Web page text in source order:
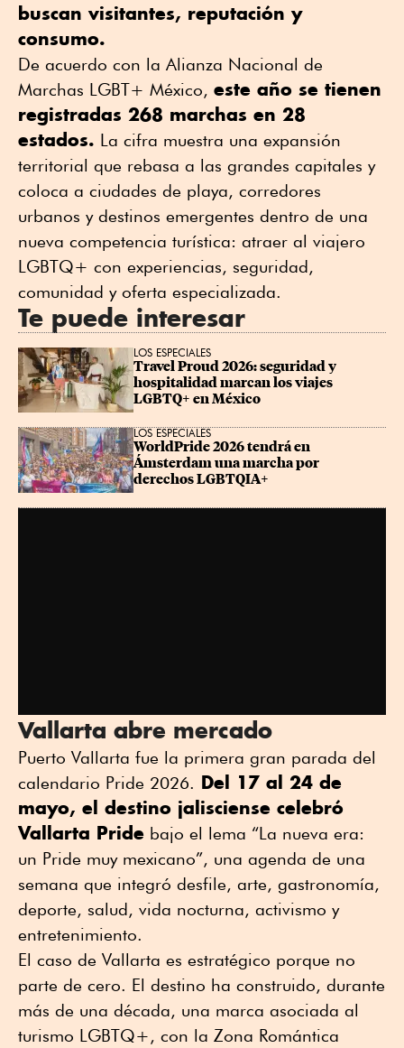
buscan visitantes, reputación y
consumo.
De acuerdo con la Alianza Nacional de
Marchas LGBT+ México, este año se tienen
registradas 268 marchas en 28
estados. La cifra muestra una expansión
territorial que rebasa a las grandes capitales y
coloca a ciudades de playa, corredores
urbanos y destinos emergentes dentro de una
nueva competencia turística: atraer al viajero
LGBTQ+ con experiencias, seguridad,
comunidad y oferta especializada.
Te puede interesar
LOS ESPECIALES
Travel Proud 2026: seguridad y
hospitalidad marcan los viajes
LGBTQ+ en México
LOS ESPECIALES
WorldPride 2026 tendrá en
Ámsterdam una marcha por
derechos LGBTQIA+
Vallarta abre mercado
Puerto Vallarta fue la primera gran parada del
calendario Pride 2026. Del 17 al 24 de
mayo, el destino jalisciense celebró
Vallarta Pride bajo el lema “La nueva era:
un Pride muy mexicano”, una agenda de una
semana que integró desfile, arte, gastronomía,
deporte, salud, vida nocturna, activismo y
entretenimiento.
El caso de Vallarta es estratégico porque no
parte de cero. El destino ha construido, durante
más de una década, una marca asociada al
turismo LGBTQ+, con la Zona Romántica